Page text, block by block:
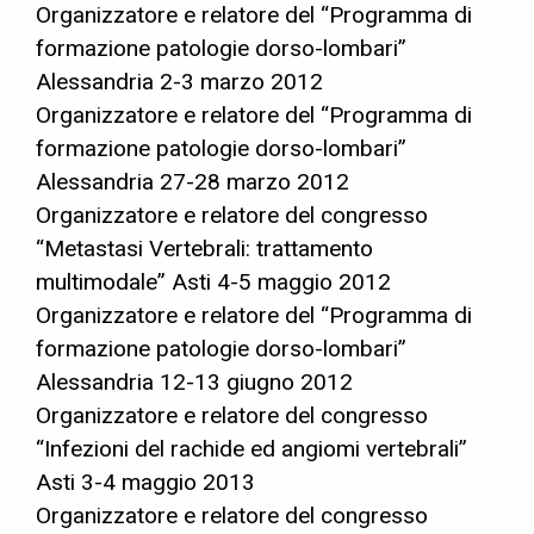
Organizzatore e relatore del “Programma di
formazione patologie dorso-lombari”
Alessandria 2-3 marzo 2012
Organizzatore e relatore del “Programma di
formazione patologie dorso-lombari”
Alessandria 27-28 marzo 2012
Organizzatore e relatore del congresso
“Metastasi Vertebrali: trattamento
multimodale” Asti 4-5 maggio 2012
Organizzatore e relatore del “Programma di
formazione patologie dorso-lombari”
Alessandria 12-13 giugno 2012
Organizzatore e relatore del congresso
“Infezioni del rachide ed angiomi vertebrali”
Asti 3-4 maggio 2013
Organizzatore e relatore del congresso